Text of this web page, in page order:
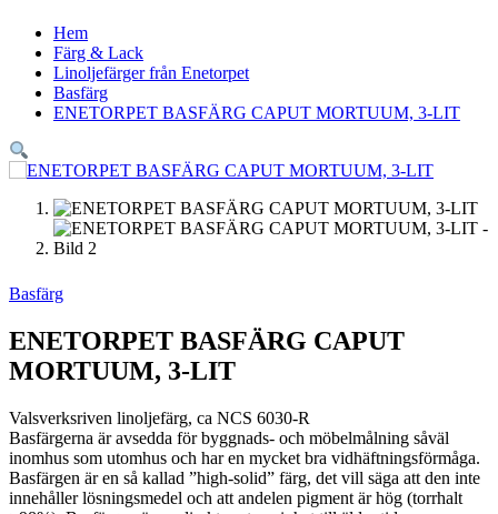
Hem
Färg & Lack
Linoljefärger från Enetorpet
Basfärg
ENETORPET BASFÄRG CAPUT MORTUUM, 3-LIT
Basfärg
ENETORPET BASFÄRG CAPUT
MORTUUM, 3-LIT
Valsverksriven linoljefärg, ca NCS 6030-R
Basfärgerna är avsedda för byggnads- och möbelmålning såväl
inomhus som utomhus och har en mycket bra vidhäftningsförmåga.
Basfärgen är en så kallad ”high-solid” färg, det vill säga att den inte
innehåller lösningsmedel och att andelen pigment är hög (torrhalt